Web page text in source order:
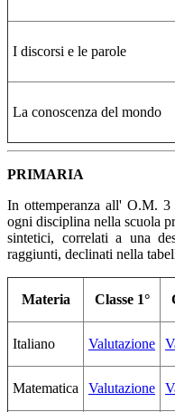
I discorsi e le parole
La conoscenza del mondo
PRIMARIA
In ottemperanza all' O.M.
ogni disciplina nella scuola
sintetici, correlati a una
raggiunti, declinati nella
Materia Classe 1°
Italiano Valutazione
Matematica Valutazione